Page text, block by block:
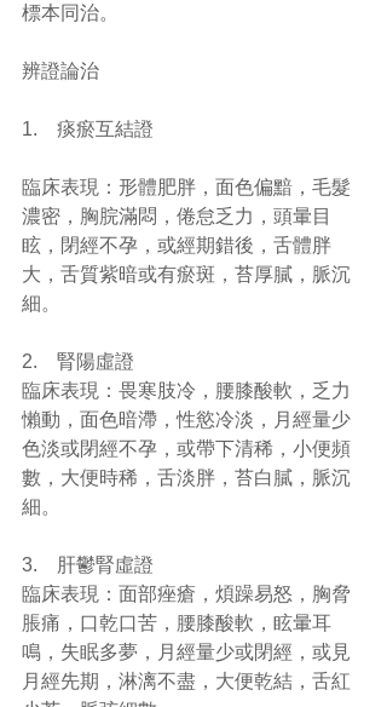
標本同治。
辨證論治
1.    痰瘀互結證
臨床表現：形體肥胖，面色偏黯，毛髮
濃密，胸脘滿悶，倦怠乏力，頭暈目
眩，閉經不孕，或經期錯後，舌體胖
大，舌質紫暗或有瘀斑，苔厚膩，脈沉
細。
2.    腎陽虛證
臨床表現：畏寒肢冷，腰膝酸軟，乏力
懶動，面色暗滯，性慾冷淡，月經量少
色淡或閉經不孕，或帶下清稀，小便頻
數，大便時稀，舌淡胖，苔白膩，脈沉
細。
3.    肝鬱腎虛證
臨床表現：面部痤瘡，煩躁易怒，胸脅
脹痛，口乾口苦，腰膝酸軟，眩暈耳
鳴，失眠多夢，月經量少或閉經，或見
月經先期，淋漓不盡，大便乾結，舌紅